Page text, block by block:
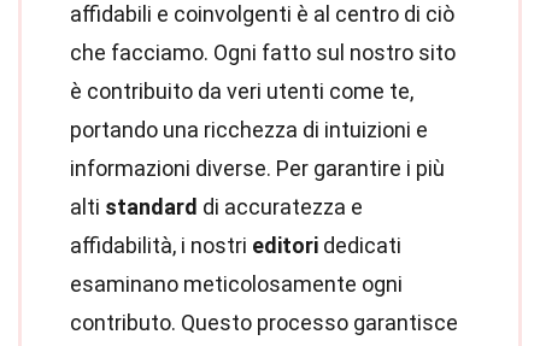
affidabili e coinvolgenti è al centro di ciò
che facciamo. Ogni fatto sul nostro sito
è contribuito da veri utenti come te,
portando una ricchezza di intuizioni e
informazioni diverse. Per garantire i più
alti standard di accuratezza e
affidabilità, i nostri editori dedicati
esaminano meticolosamente ogni
contributo. Questo processo garantisce